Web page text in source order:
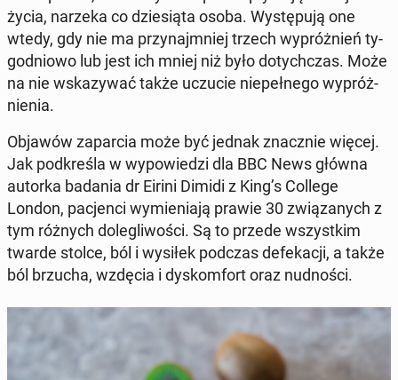
życia, narzeka co dzie­sią­ta osoba. Wy­stę­pu­ją one
wtedy, gdy nie ma przy­naj­mniej trzech wy­próż­nień ty­
go­dnio­wo lub jest ich mniej niż było do­tych­czas. Może
na nie wska­zy­wać także uczucie nie­peł­ne­go wy­próż­
nie­nia.
Objawów za­par­cia może być jednak znacz­nie więcej.
Jak pod­kre­śla w wy­po­wie­dzi dla BBC News główna
autorka badania dr Eirini Dimidi z King’s College
London, pa­cjen­ci wy­mie­nia­ją prawie 30 zwią­za­nych z
tym różnych do­le­gli­wo­ści. Są to przede wszyst­kim
twarde stolce, ból i wysiłek podczas de­fe­ka­cji, a także
ból brzucha, wzdęcia i dys­kom­fort oraz nud­no­ści.